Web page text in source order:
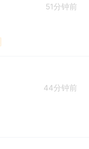
51分钟前
44分钟前